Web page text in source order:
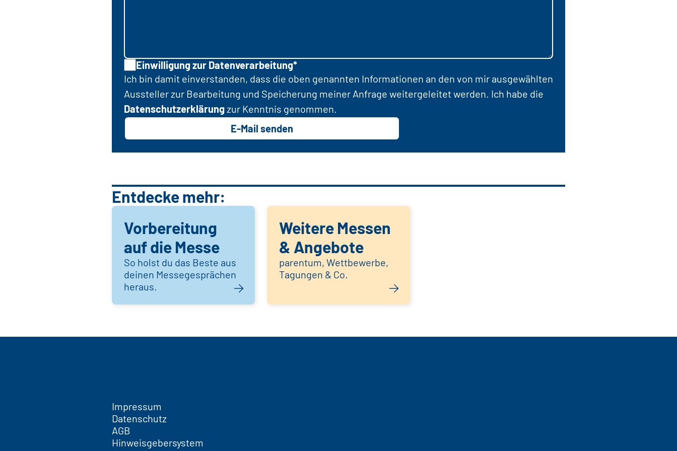
Einwilligung zur Datenverarbeitung*
Ich bin damit einverstanden, dass die oben genannten Informationen an den von mir ausgewählten
Aussteller zur Bearbeitung und Speicherung meiner Anfrage weitergeleitet werden. Ich habe die
Datenschutzerklärungzur Kenntnis genommen.
E-Mail senden
Entdecke mehr:
Vorbereitung
auf die Messe
So holst du das Beste aus
deinen Messegesprächen
heraus.
Weitere Messen
& Angebote
parentum, Wettbewerbe,
Tagungen & Co.
Impressum
Datenschutz
AGB
Hinweisgebersystem